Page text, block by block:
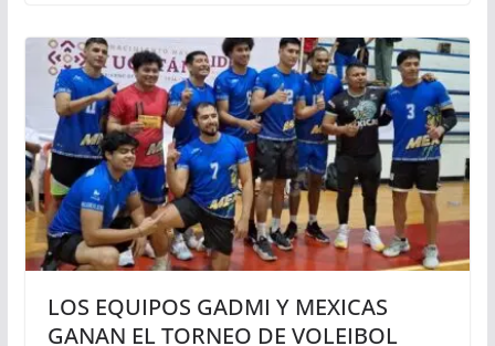
LOS EQUIPOS GADMI Y MEXICAS
GANAN EL TORNEO DE VOLEIBOL